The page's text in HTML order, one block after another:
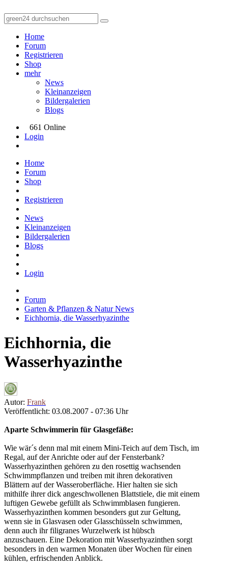
Home
Forum
Registrieren
Shop
mehr
News
Kleinanzeigen
Bildergalerien
Blogs
661 Online
Login
Home
Forum
Shop
Registrieren
News
Kleinanzeigen
Bildergalerien
Blogs
Login
Forum
Garten & Pflanzen & Natur News
Eichhornia, die Wasserhyazinthe
Eichhornia, die
Wasserhyazinthe
Autor: Frank
Veröffentlicht: 03.08.2007 - 07:36 Uhr
Aparte Schwimmerin für Glasgefäße:
Wie wär´s denn mal mit einem Mini-Teich auf dem Tisch, im
Regal, auf der Anrichte oder auf der Fensterbank?
Wasserhyazinthen gehören zu den rosettig wachsenden
Schwimmpflanzen und treiben mit ihren dekorativen
Blättern auf der Wasseroberfläche. Hier halten sie sich
mithilfe ihrer dick angeschwollenen Blattstiele, die mit einem
luftigen Gewebe gefüllt als Schwimmblasen fungieren.
Wasserhyazinthen kommen besonders gut zur Geltung,
wenn sie in Glasvasen oder Glasschüsseln schwimmen,
denn auch ihr filigranes Wurzelwerk ist hübsch
anzuschauen. Eine Dekoration mit Wasserhyazinthen sorgt
besonders in den warmen Monaten über Wochen für einen
kühlen, erfrischenden Anblick.